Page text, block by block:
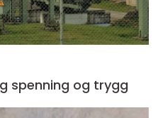
spenning og trygg